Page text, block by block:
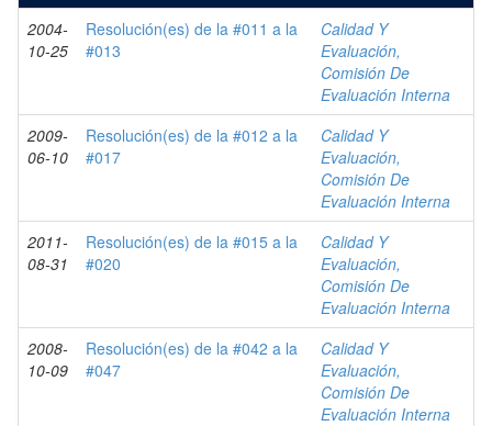
2004-
10-25
Resolución(es) de la #011 a la
#013
Calidad Y
Evaluación,
Comisión De
Evaluación Interna
2009-
06-10
Resolución(es) de la #012 a la
#017
Calidad Y
Evaluación,
Comisión De
Evaluación Interna
2011-
08-31
Resolución(es) de la #015 a la
#020
Calidad Y
Evaluación,
Comisión De
Evaluación Interna
2008-
10-09
Resolución(es) de la #042 a la
#047
Calidad Y
Evaluación,
Comisión De
Evaluación Interna